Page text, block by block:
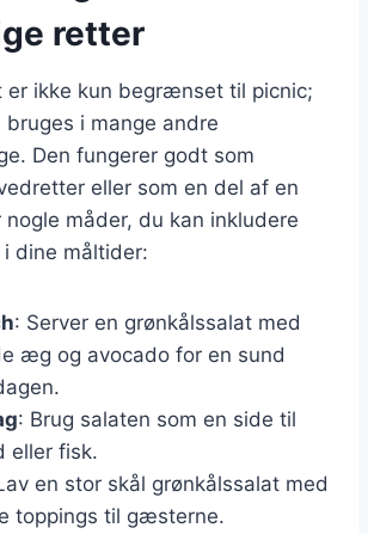
retter
er ikke kun begrænset til picnic;
bruges i mange andre
Den fungerer godt som
eller som en del af en
måder, du kan inkludere
dine måltider:
: Server en grønkålssalat med
æg og avocado for en sund
: Brug salaten som en side til
eller fisk.
en stor skål grønkålssalat med
toppings til gæsterne.